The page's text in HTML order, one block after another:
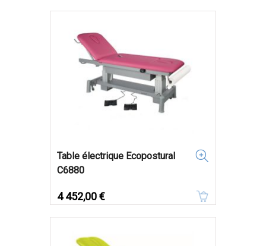
Table électrique Ecopostural
C6880
Prix
4 452,00 €